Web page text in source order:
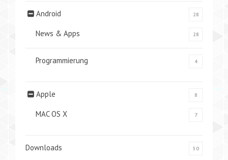
Android 28
News & Apps 28
Programmierung 4
Apple 8
MAC OS X 7
Downloads 50